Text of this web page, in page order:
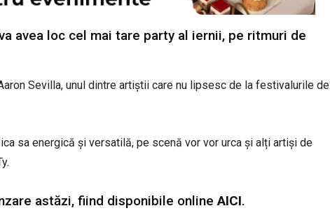
avea loc cel mai tare party al iernii, pe ritmuri de
Sevilla, unul dintre artiștii care nu lipsesc de la festivalurile de
sa energică și versatilă, pe scenă vor vor urca și alți artiși de
astăzi, fiind disponibile onlineAICI.